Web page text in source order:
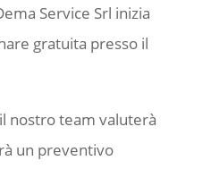
Service Srl inizia
gratuita presso il
nostro team valuterà
un preventivo